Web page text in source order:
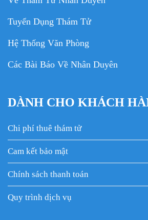
Tuyển Dụng Thám Tử
Hệ Thống Văn Phòng
Các Bài Báo Về Nhân Duyên
DÀNH CHO KHÁCH
Chi phí thuê thám tử
Cam kết bảo mật
Chính sách thanh toán
Quy trình dịch vụ